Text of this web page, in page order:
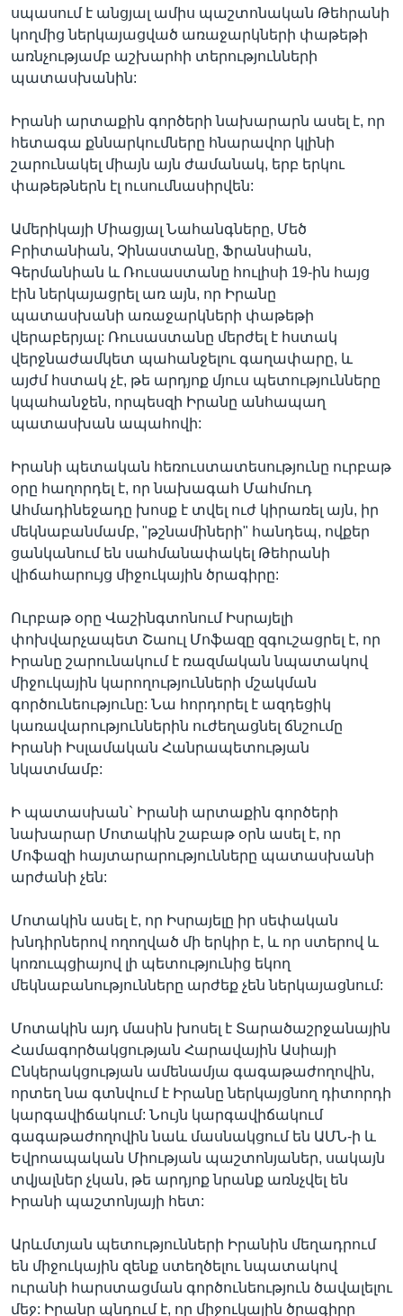
սպասում է անցյալ ամիս պաշտոնական Թեհրանի
կողմից ներկայացված առաջարկների փաթեթի
առնչությամբ աշխարհի տերությունների
պատասխանին:
Իրանի արտաքին գործերի նախարարն ասել է, որ
հետագա քննարկումները հնարավոր կլինի
շարունակել միայն այն ժամանակ, երբ երկու
փաթեթներն էլ ուսումնասիրվեն:
Ամերիկայի Միացյալ Նահանգները, Մեծ
Բրիտանիան, Չինաստանը, Ֆրանսիան,
Գերմանիան և Ռուսաստանը հուլիսի 19-ին հայց
էին ներկայացրել առ այն, որ Իրանը
պատասխանի առաջարկների փաթեթի
վերաբերյալ: Ռուսաստանը մերժել է հստակ
վերջնաժամկետ պահանջելու գաղափարը, և
այժմ հստակ չէ, թե արդյոք մյուս պետությունները
կպահանջեն, որպեսզի Իրանը անհապաղ
պատասխան ապահովի:
Իրանի պետական հեռուստատեսությունը ուրբաթ
օրը հաղորդել է, որ նախագահ Մահմուդ
Ահմադինեջադը խոսք է տվել ուժ կիրառել այն, իր
մեկնաբանմամբ, "թշնամիների" հանդեպ, ովքեր
ցանկանում են սահմանափակել Թեհրանի
վիճահարույց միջուկային ծրագիրը:
Ուրբաթ օրը Վաշինգտոնում Իսրայելի
փոխվարչապետ Շաուլ Մոֆազը զգուշացրել է, որ
Իրանը շարունակում է ռազմական նպատակով
միջուկային կարողությունների մշակման
գործունեությունը: Նա հորդորել է ազդեցիկ
կառավարություններին ուժեղացնել ճնշումը
Իրանի Իսլամական Հանրապետության
նկատմամբ:
Ի պատասխան` Իրանի արտաքին գործերի
նախարար Մոտակին շաբաթ օրն ասել է, որ
Մոֆազի հայտարարությունները պատասխանի
արժանի չեն:
Մոտակին ասել է, որ Իսրայելը իր սեփական
խնդիրներով ողողված մի երկիր է, և որ ստերով և
կոռուպցիայով լի պետությունից եկող
մեկնաբանությունները արժեք չեն ներկայացնում:
Մոտակին այդ մասին խոսել է Տարածաշրջանային
Համագործակցության Հարավային Ասիայի
Ընկերակցության ամենամյա գագաթաժողովին,
որտեղ նա գտնվում է Իրանը ներկայցնող դիտորդի
կարգավիճակում: Նույն կարգավիճակում
գագաթաժողովին նաև մասնակցում են ԱՄՆ-ի և
Եվրոապական Միության պաշտոնյաներ, սակայն
տվյալներ չկան, թե արդյոք նրանք առնչվել են
Իրանի պաշտոնյայի հետ:
Արևմտյան պետությունների Իրանին մեղադրում
են միջուկային զենք ստեղծելու նպատակով
ուրանի հարստացման գործունեություն ծավալելու
մեջ: Իրանը պնդում է, որ միջուկային ծրագիրը